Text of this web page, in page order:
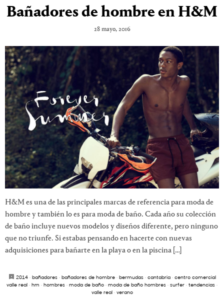
Bañadores de hombre en H&M
28 mayo, 2016
H&M es una de las principales marcas de referencia para moda de
hombre y también lo es para moda de baño. Cada año su colección
de baño incluye nuevos modelos y diseños diferente, pero ninguno
que no triunfe. Si estabas pensando en hacerte con nuevas
adquisiciones para bañarte en la playa o en la piscina […]
2014· bañadores· bañadores de hombre· bermudas· cantabria· centro comercial
valle real · hm · hombres · moda de baño · moda de baño hombres · surfer · tendencias ·
valle real· verano